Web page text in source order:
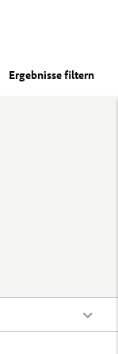
Ergebnisse filtern